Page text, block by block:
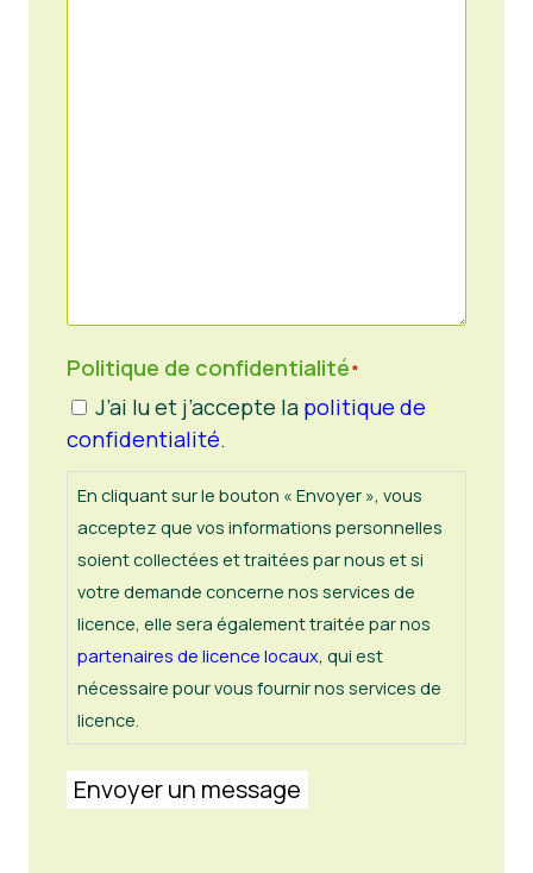
Politique de confidentialité*
J’ai lu et j’accepte la politique de
confidentialité.
En cliquant sur le bouton « Envoyer », vous
acceptez que vos informations personnelles
soient collectées et traitées par nous et si
votre demande concerne nos services de
licence, elle sera également traitée par nos
partenaires de licence locaux, qui est
nécessaire pour vous fournir nos services de
licence.
Envoyer un message